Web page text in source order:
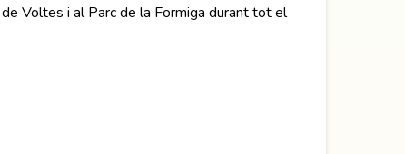
Voltes i al Parc de la Formiga durant tot el